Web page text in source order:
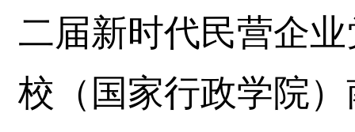
二届新时代民营企
校（国家行政学院